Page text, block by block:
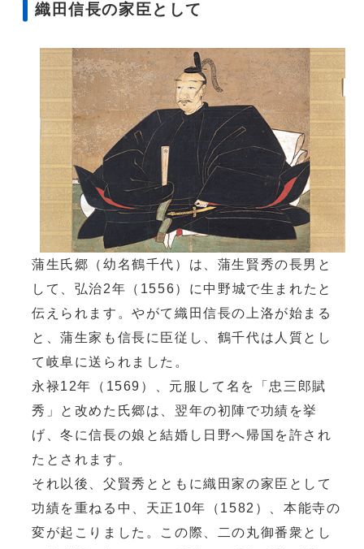
織田信長の家臣として
蒲生氏郷（幼名鶴千代）は、蒲生賢秀の長男と
して、弘治2年（1556）に中野城で生まれたと
伝えられます。やがて織田信長の上洛が始まる
と、蒲生家も信長に臣従し、鶴千代は人質とし
て岐阜に送られました。
永禄12年（1569）、元服して名を「忠三郎賦
秀」と改めた氏郷は、翌年の初陣で功績を挙
げ、冬に信長の娘と結婚し日野へ帰国を許され
たとされます。
それ以後、父賢秀とともに織田家の家臣として
功績を重ねる中、天正10年（1582）、本能寺の
変が起こりました。この際、二の丸御番衆とし